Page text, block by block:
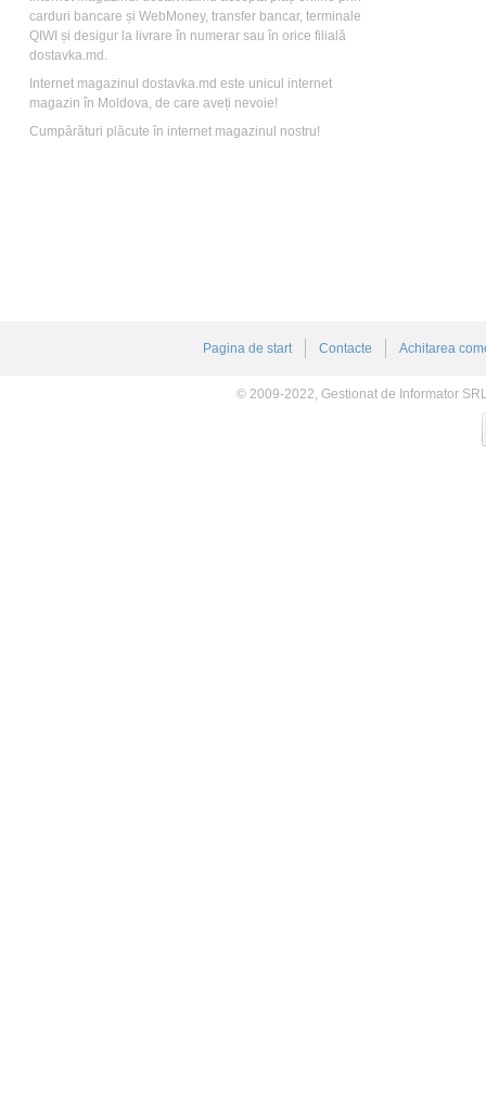
carduri bancare și WebMoney, transfer bancar, terminale
QIWI și desigur la livrare în numerar sau în orice filială
dostavka.md.
Internet magazinul dostavka.md este unicul internet
magazin în Moldova, de care aveți nevoie!
Cumpărături plăcute în internet magazinul nostru!
Pagina de start Contacte Achitarea
© 2009-2022, Gestionat de Informator